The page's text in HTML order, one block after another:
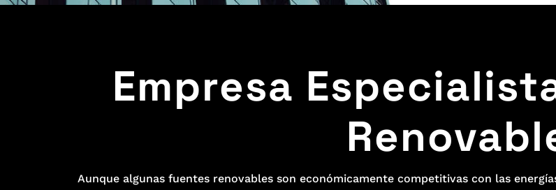
Empresa
Aunque algunas fuentes renovables son económicamente competitivas con las